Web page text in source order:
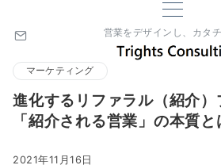
営業をデザインし、カタ
マーケティング
進化するリファラル（紹介
「紹介される営業」の本質と
2021年11月16日